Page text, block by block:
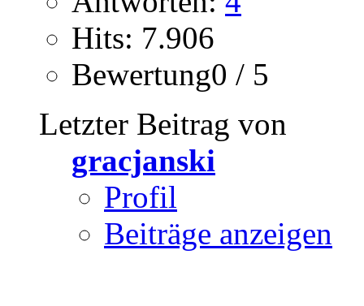
Hits: 7.906
Bewertung0 / 5
Letzter Beitrag von
gracjanski
Profil
Beiträge anzeigen